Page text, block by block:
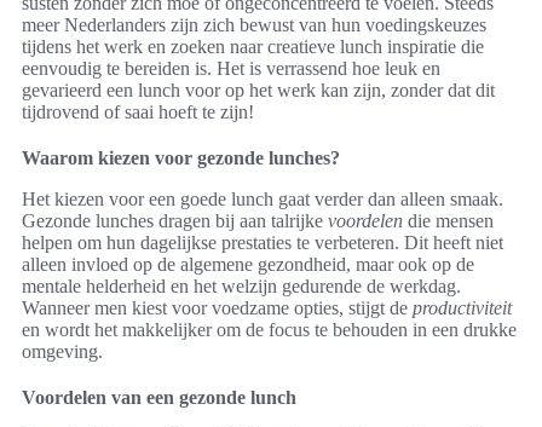
meer Nederlanders zijn zich bewust van hun voedingskeuzes
tijdens het werk en zoeken naar creatieve lunch inspiratie die
eenvoudig te bereiden is. Het is verrassend hoe leuk en
gevarieerd een lunch voor op het werk kan zijn, zonder dat dit
tijdrovend of saai hoeft te zijn!
Waarom kiezen voor gezonde lunches?
Het kiezen voor een goede lunch gaat verder dan alleen smaak.
Gezonde lunches dragen bij aan talrijke voordelen die mensen
helpen om hun dagelijkse prestaties te verbeteren. Dit heeft niet
alleen invloed op de algemene gezondheid, maar ook op de
mentale helderheid en het welzijn gedurende de werkdag.
Wanneer men kiest voor voedzame opties, stijgt de productiviteit
en wordt het makkelijker om de focus te behouden in een drukke
omgeving.
Voordelen van een gezonde lunch